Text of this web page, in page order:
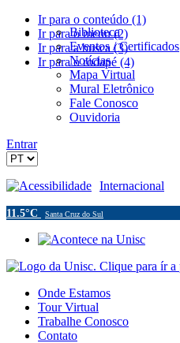
Ir para o conteúdo (1)
Ir para o menu (2)
Ir para a busca (3)
Ir para o rodapé (4)
Biblioteca
Eventos / Certificados
Notícias
Mapa Virtual
Mural Eletrônico
Fale Conosco
Ouvidoria
Entrar
Acessibilidade Internacional
11.5°C Santa Cruz do Sul
Onde Estamos
Tour Virtual
Trabalhe Conosco
Contato